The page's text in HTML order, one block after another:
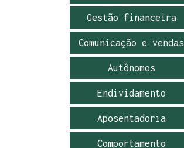
Gestão financeira
Comunicação e vendas
Autônomos
Endividamento
Aposentadoria
Comportamento